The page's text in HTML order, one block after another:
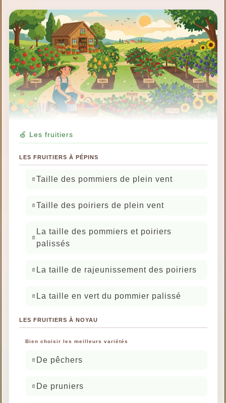
🍏 Les fruitiers
LES FRUITIERS À PÉPINS
Taille des pommiers de plein vent
Taille des poiriers de plein vent
La taille des pommiers et poiriers
palissés
La taille de rajeunissement des poiriers
La taille en vert du pommier palissé
LES FRUITIERS À NOYAU
Bien choisir les meilleurs variétés
De pêchers
De pruniers